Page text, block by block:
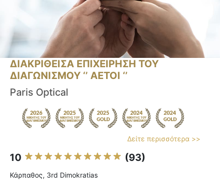
ΔΙΑΚΡΙΘΕΙΣΑ ΕΠΙΧΕΙΡΗΣΗ ΤΟΥ
ΔΙΑΓΩΝΙΣΜΟΥ ‘’ ΑΕΤΟΙ ‘’
Paris Optical
Δείτε περισσότερα >>
10 (93)
Κάρπαθος, 3rd Dimokratias